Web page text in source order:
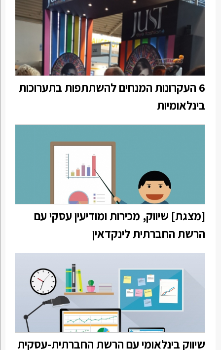
6 העקרונות המנחים להשתתפות בתערוכות
בינלאומיות
[מצגת] שיווק, מכירות ומודיעין עסקי עם
הרשת החברתית לינקדאין
שיווק בינלאומי עם הרשת החברתית-עסקית